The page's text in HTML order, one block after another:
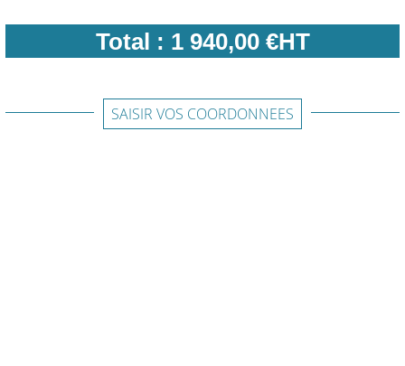
Total : 1 940,00 €HT
SAISIR VOS COORDONNEES